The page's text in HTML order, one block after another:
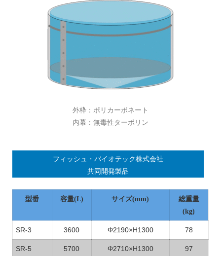
外枠：ポリカーボネート
内幕：無毒性ターポリン
フィッシュ・バイオテック株式会社
共同開発製品
型番 容量(L) サイズ(mm)
総重量
(kg)
SR-3 3600 Φ2190×H1300 78
SR-5 5700 Φ2710×H1300 97